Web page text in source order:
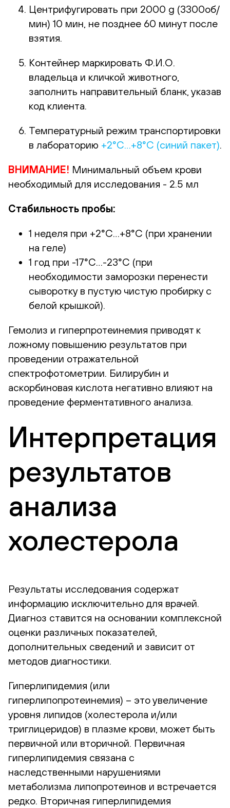
Центрифугировать при 2000 g (3300об/
мин) 10 мин, не позднее 60 минут после
взятия.
Контейнер маркировать Ф.И.О.
владельца и кличкой животного,
заполнить направительный бланк, указав
код клиента.
Температурный режим транспортировки
в лабораторию +2°С…+8°С (синий пакет).
ВНИМАНИЕ! Минимальный объем крови
необходимый для исследования - 2.5 мл
Стабильность пробы:
1 неделя при +2°С…+8°С (при хранении
на геле)
1 год при -17°С…-23°С (при
необходимости заморозки перенести
сыворотку в пустую чистую пробирку с
белой крышкой).
Гемолиз и гиперпротеинемия приводят к
ложному повышению результатов при
проведении отражательной
спектрофотометрии. Билирубин и
аскорбиновая кислота негативно влияют на
проведение ферментативного анализа.
Интерпретация
результатов
анализа
холестерола
Результаты исследования содержат
информацию исключительно для врачей.
Диагноз ставится на основании комплексной
оценки различных показателей,
дополнительных сведений и зависит от
методов диагностики.
Гиперлипидемия (или
гиперлипопротеинемия) – это увеличение
уровня липидов (холестерола и/или
триглицеридов) в плазме крови, может быть
первичной или вторичной. Первичная
гиперлипидемия связана с
наследственными нарушениями
метаболизма липопротеинов и встречается
редко. Вторичная гиперлипидемия